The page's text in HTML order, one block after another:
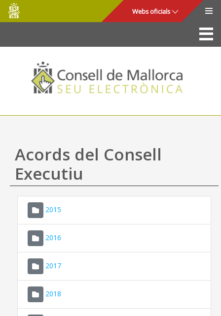
Salta al contingut principal
Consell
de
Mallorca
Webs oficials
La Seu
Consell de Mallorca
Accés i seguretat
Utilitats
Ajuda
Acords del Consell
Executiu
2015
2016
2017
2018